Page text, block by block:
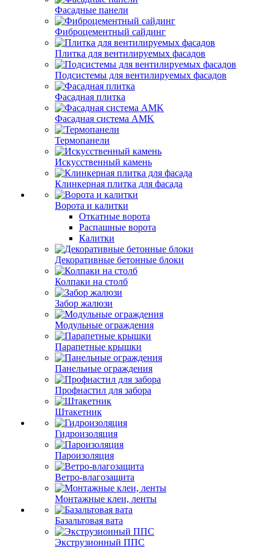
Фасадные панели
Фиброцементный сайдинг
Плитка для вентилируемых фасадов
Подсистемы для вентилируемых фасадов
Фасадная плитка
Фасадная система AMK
Термопанели
Искусственный камень
Клинкерная плитка для фасада
Ворота и калитки
Откатные ворота
Распашные ворота
Калитки
Декоративные бетонные блоки
Колпаки на столб
Забор жалюзи
Модульные ограждения
Парапетные крышки
Панельные ограждения
Профнастил для забора
Штакетник
Гидроизоляция
Пароизоляция
Ветро-влагозащита
Монтажные клеи, ленты
Базальтовая вата
Экструзионный ППС